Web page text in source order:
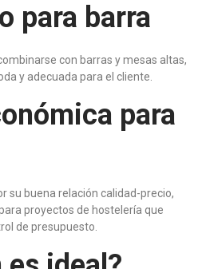
para barra
con barras y mesas altas,
y adecuada para el cliente.
para
su buena relación calidad-precio,
proyectos de hostelería que
de presupuesto.